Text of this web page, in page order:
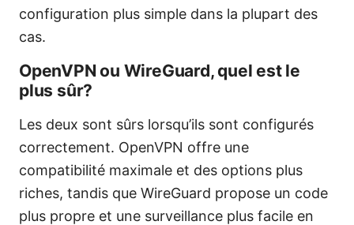
configuration plus simple dans la plupart des
cas.
OpenVPN ou WireGuard, quel est le
plus sûr?
Les deux sont sûrs lorsqu’ils sont configurés
correctement. OpenVPN offre une
compatibilité maximale et des options plus
riches, tandis que WireGuard propose un code
plus propre et une surveillance plus facile en